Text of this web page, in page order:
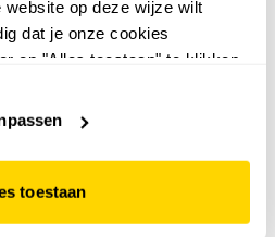
website op deze wijze wilt
dat je onze cookies
op "Alles toestaan" te klikken.
toestaan